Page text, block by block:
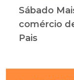
Sábado
comércio
Pais